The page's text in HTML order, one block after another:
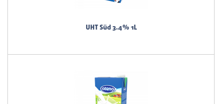
UHT Süd 3.4% 1L